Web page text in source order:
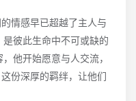
情感早已超越了主人与
彼此生命中不可或缺的
他开始愿意与人交流，
份深厚的羁绊，让他们